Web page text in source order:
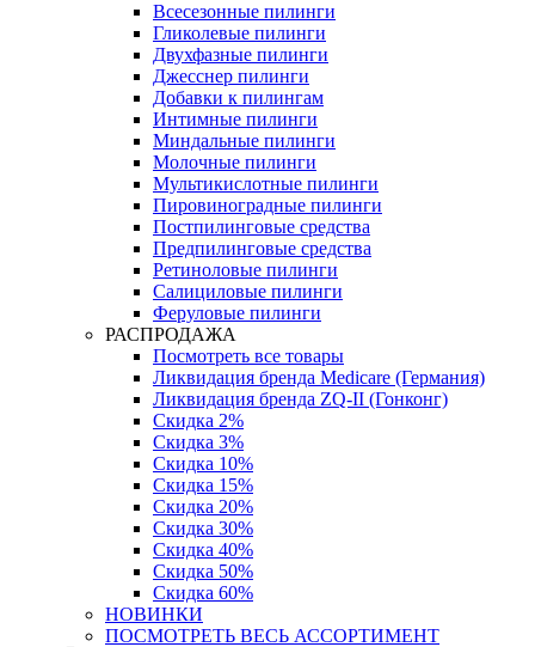
Всесезонные пилинги
Гликолевые пилинги
Двухфазные пилинги
Джесснер пилинги
Добавки к пилингам
Интимные пилинги
Миндальные пилинги
Молочные пилинги
Мультикислотные пилинги
Пировиноградные пилинги
Постпилинговые средства
Предпилинговые средства
Ретиноловые пилинги
Салициловые пилинги
Феруловые пилинги
РАСПРОДАЖА
Посмотреть все товары
Ликвидация бренда Medicare (Германия)
Ликвидация бренда ZQ-II (Гонконг)
Скидка 2%
Скидка 3%
Скидка 10%
Скидка 15%
Скидка 20%
Скидка 30%
Скидка 40%
Скидка 50%
Скидка 60%
НОВИНКИ
ПОСМОТРЕТЬ ВЕСЬ АССОРТИМЕНТ